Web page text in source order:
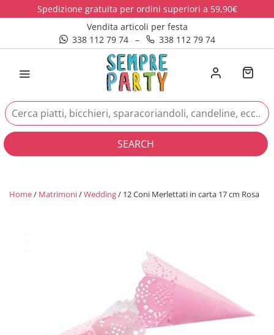
Spedizione gratuita per ordini superiori a 59,90€
Vendita articoli per festa
338 112 79 74
– 338 112 79 74
SEARCH
Home/ Matrimoni/Wedding/ 12 Coni Merlettati in carta 17 cm Rosa